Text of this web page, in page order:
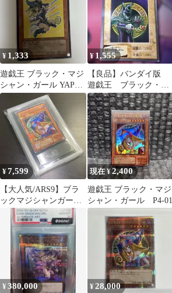
¥ 1,333
遊戯王 ブラック・マジ
シャン・ガール YAP1-
JP006
¥1,555
【良品】バンダイ版
遊戯王 ブラック・マ
ジシャン ③
¥7,599
【大人気/ARS9】ブラ
ックマジシャンガール
初期 ウルトラ P4-01
現在 ¥2,400
遊戯王 ブラック・マジ
シャン・ガール P4-01
¥380,000 ¥28,000